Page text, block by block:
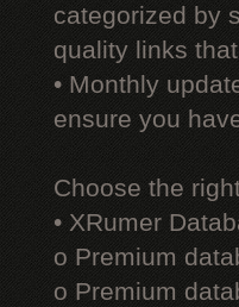
categorized by
quality links
• Monthly
ensure you
Choose the
• XRumer
o Premium
o Premium